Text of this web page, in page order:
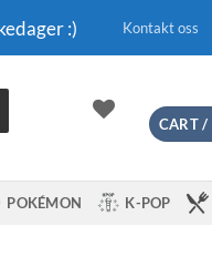
:) Kontakt oss
CART /
POKÉMON K-POP